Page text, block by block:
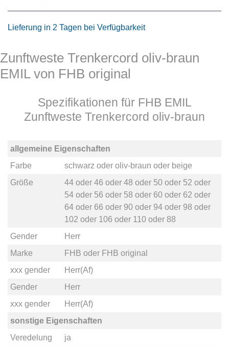
Lieferung in 2 Tagen bei Verfügbarkeit
Zunftweste Trenkercord oliv-braun
EMIL von FHB original
Spezifikationen für FHB EMIL
Zunftweste Trenkercord oliv-braun
allgemeine Eigenschaften
Farbe
schwarz oder oliv-braun oder beige
Größe
44oder 46 oder 48 oder 50oder 52 oder
54oder 56 oder 58 oder 60oder 62 oder
64oder 66 oder 90oder 94oder 98 oder
102 oder 106 oder 110oder 88
Gender
Herr
Marke
FHB oder FHB original
xxx gender
Herr(Af)
Gender
Herr
xxx gender
Herr(Af)
sonstige Eigenschaften
Veredelung
ja